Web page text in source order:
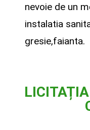
nevoie de un
instalatia
gresie,faianta.